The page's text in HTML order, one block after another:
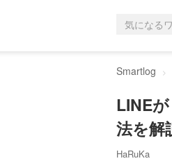
Smartlog
LINE
法を解
HaRuKa